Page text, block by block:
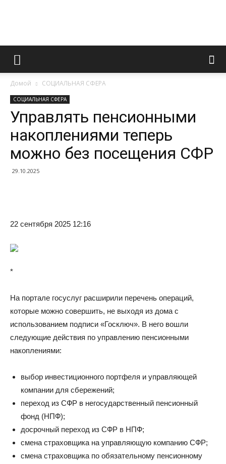
Информационно
портал
Домой СОЦИАЛЬНАЯ СФЕРА
СОЦИАЛЬНАЯ СФЕРА
Управлять пенсионными
накоплениями теперь
можно без посещения СФР
29.10.2025
22 сентября 2025 12:16
*
На портале госуслуг расширили перечень операций,
которые можно совершить, не выходя из дома с
использованием подписи «Госключ». В него вошли
следующие действия по управлению пенсионными
накоплениями:
выбор инвестиционного портфеля и управляющей
компании для сбережений;
переход из СФР в негосударственный пенсионный
фонд (НПФ);
досрочный переход из СФР в НПФ;
смена страховщика на управляющую компанию СФР;
смена страховщика по обязательному пенсионному